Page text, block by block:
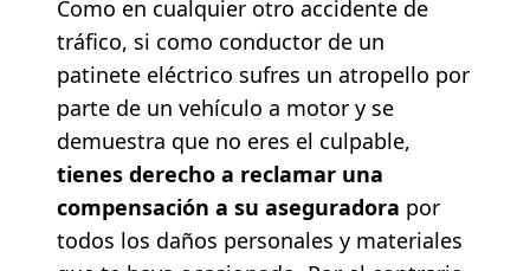
Como en cualquier otro accidente de
tráfico, si como conductor de un
patinete eléctrico sufres un atropello por
parte de un vehículo a motor y se
demuestra que no eres el culpable,
tienes derecho a reclamar una
compensación a su aseguradora por
todos los daños personales y materiales